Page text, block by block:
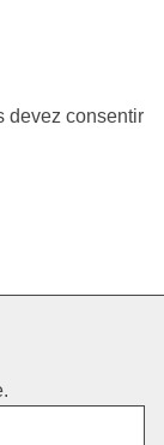
devez consentir